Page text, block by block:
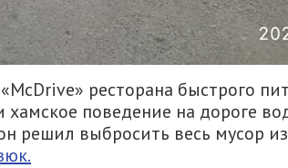
ресторана быстрого
поведение на дороге
решил выбросить весь мусор